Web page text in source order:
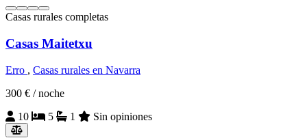
Casas rurales completas
Casas Maitetxu
Erro , Casas rurales en Navarra
300 € / noche
10
5 1 Sin opiniones